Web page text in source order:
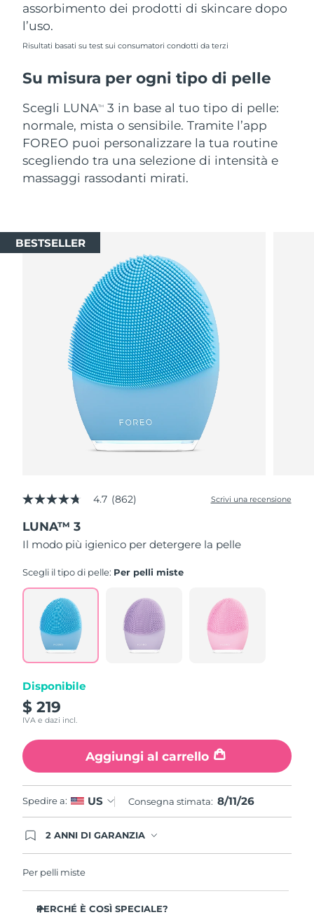
assorbimento dei prodotti di skincare dopo
l’uso.
Risultati basati su test sui consumatori condotti da terzi
Su misura per ogni tipo di pelle
Scegli LUNATM
3 in base al tuo tipo di pelle:
normale, mista o sensibile. Tramite l’app
FOREO puoi personalizzare la tua routine
scegliendo tra una selezione di intensità e
massaggi rassodanti mirati.
BESTSELLER
4.7
su
5
,
di
medio.
Read
862
Reviews.
Stesso
alla
4.7 (862) Scrivi una recensione
LUNA™ 3
Il modo più igienico per detergere la pelle
Scegli il tipo di pelle: Per pelli miste
Disponibile
$ 219
IVA e dazi incl.
Aggiungi al carrello
Spedire a: US Consegna stimata: 8/11/26
2 ANNI DI GARANZIA
che, in caso di difetti nei primi 2 anni dalla data di
gratuitamente.
Per pelli miste
PERCHÉ È COSÌ SPECIALE?